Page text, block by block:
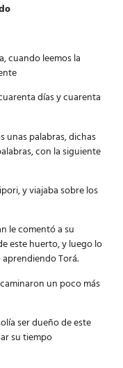
cuando leemos la
días y cuarenta
unas palabras, dichas
con la siguiente
y viajaba sobre los
le comentó a su
este huerto, y luego lo
Torá.
un poco más
ser dueño de este
su tiempo